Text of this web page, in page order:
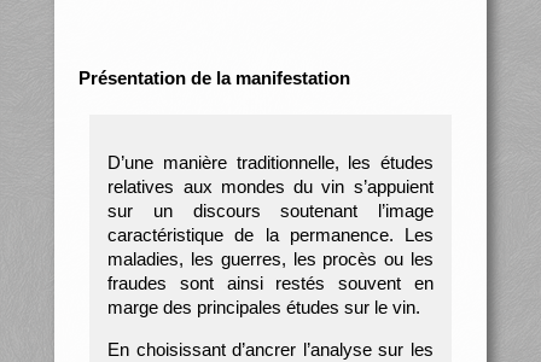
Présentation de la manifestation
D’une manière traditionnelle, les études
relatives aux mondes du vin s’appuient
sur un discours soutenant l’image
caractéristique de la permanence. Les
maladies, les guerres, les procès ou les
fraudes sont ainsi restés souvent en
marge des principales études sur le vin.
En choisissant d’ancrer l’analyse sur les